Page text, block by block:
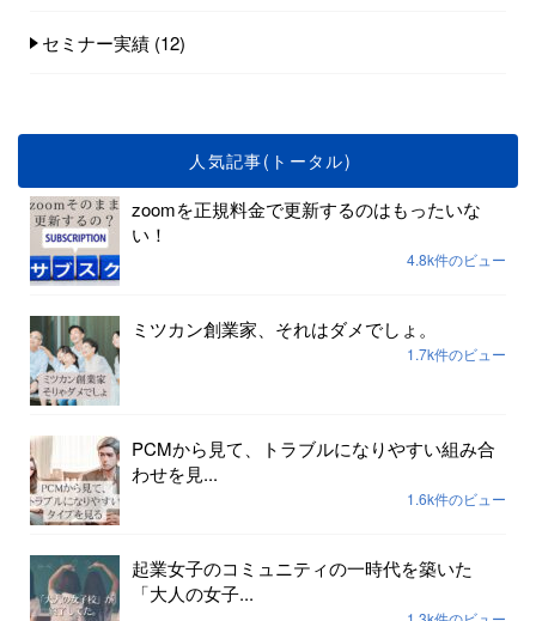
セミナー実績 (12)
人気記事(トータル)
zoomを正規料金で更新するのはもったいな
い！
4.8k件のビュー
ミツカン創業家、それはダメでしょ。
1.7k件のビュー
PCMから見て、トラブルになりやすい組み合
わせを見...
1.6k件のビュー
起業女子のコミュニティの一時代を築いた
「大人の女子...